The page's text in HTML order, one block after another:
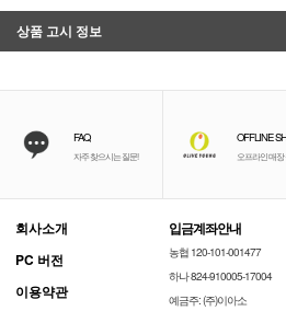
상품 고시 정보
FAQ
자주 찾으시는 질문!
OFFLINE
오프라인 매장
회사소개
PC 버전
이용약관
입금계좌안내
농협 120-101-001477
하나 824-910005-17004
예금주: (주)이아소